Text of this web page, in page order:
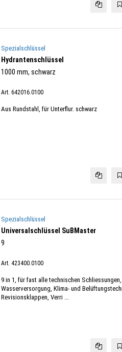
Spezialschlüssel
Hydrantenschlüssel
1000 mm, schwarz
Art. 642016.0100
Aus Rundstahl, für Unterflur. schwarz
Spezialschlüssel
Universalschlüssel SuBMaster
9
Art. 423400.0100
9 in 1, für fast alle technischen
Wasserversorgung, Klima- und
Revisionsklappen, Verri ...